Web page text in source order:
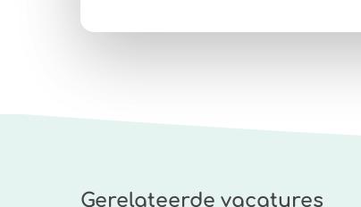
Gerelateerde vacatures